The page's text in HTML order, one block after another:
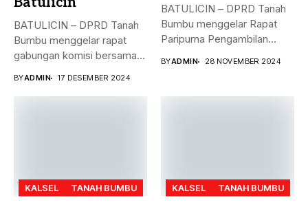
BATULICIN – DPRD Tanah
Bumbu menggelar rapat
gabungan komisi bersama
BYADMIN 17 DESEMBER 2024
BATULICIN – DPRD Tanah
Bumbu menggelar Rapat
Paripurna Pengambilan
BYADMIN 28 NOVEMBER 2024
KALSEL TANAH BUMBU KALSEL TANAH BUMBU